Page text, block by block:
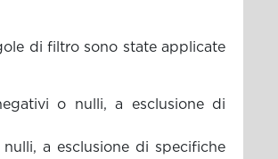
di filtro sono state applicate
o nulli, a esclusione di
a esclusione di specifiche